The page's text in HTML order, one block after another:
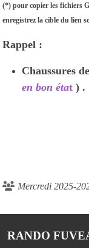
(*) pour copier les fichiers
enregistrez la cible du lien
Rappel :
Chaussures
en bon état ) .
Mercredi 2025-
RANDO